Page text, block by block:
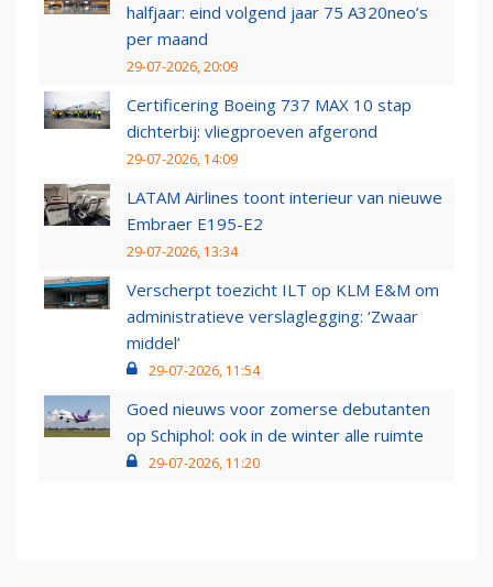
halfjaar: eind volgend jaar 75 A320neo’s
per maand
29-07-2026, 20:09
Certificering Boeing 737 MAX 10 stap
dichterbij: vliegproeven afgerond
29-07-2026, 14:09
LATAM Airlines toont interieur van nieuwe
Embraer E195-E2
29-07-2026, 13:34
Verscherpt toezicht ILT op KLM E&M om
administratieve verslaglegging: ‘Zwaar
middel’
29-07-2026, 11:54
Goed nieuws voor zomerse debutanten
op Schiphol: ook in de winter alle ruimte
29-07-2026, 11:20